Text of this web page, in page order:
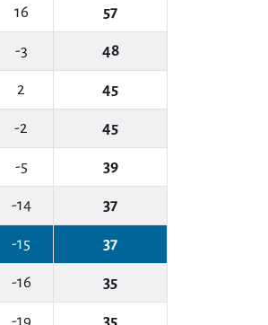
16 57
-3 48
2 45
-2 45
-5 39
-14 37
-15 37
-16 35
-19 35